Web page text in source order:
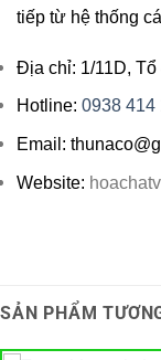
tiếp từ hệ thống
Địa chỉ: 1/11D, Tổ
Hotline: 0938 414
Email:
Website:
SẢN PHẨM